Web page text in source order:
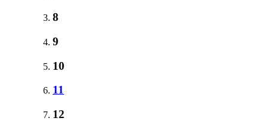
8
9
10
11
12